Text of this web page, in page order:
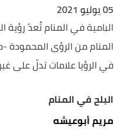
05 يوليو 2021
البامية في المنام تُعدّ رؤية
المنام من الرؤى المحمودة
في الرؤيا علامات تدلّ على
البلح في المنام
مريم أبوعيشه